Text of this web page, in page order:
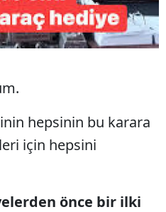
Malatya
Mardin
Muğla
Nevşehir
hepsinin bu karara
için hepsini
önce bir ilki